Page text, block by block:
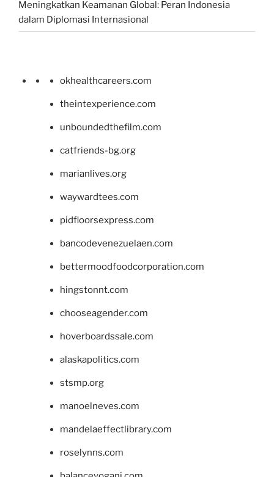
Meningkatkan Keamanan Global: Peran Indonesia
dalam Diplomasi Internasional
okhealthcareers.com
theintexperience.com
unboundedthefilm.com
catfriends-bg.org
marianlives.org
waywardtees.com
pidfloorsexpress.com
bancodevenezuelaen.com
bettermoodfoodcorporation.com
hingstonnt.com
chooseagender.com
hoverboardssale.com
alaskapolitics.com
stsmp.org
manoelneves.com
mandelaeffectlibrary.com
roselynns.com